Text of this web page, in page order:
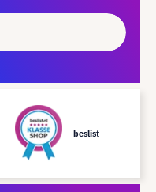
beslist